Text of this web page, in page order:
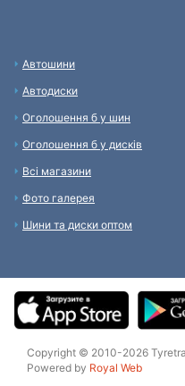
Автошини
Автодиски
Оголошення б у шин
Оголошення б у дисків
Всі магазини
Фото галерея
Шини та диски оптом
Copyright © 2010-2026
Powered by Royal Web